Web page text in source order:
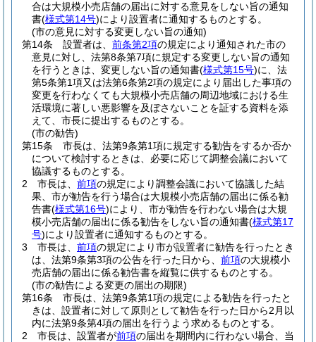
合は大規模小売店舗の届出に対する意見をしない旨の通知
書(様式第14号)により設置者に通知するものとする。
(市の意見に対する変更しない旨の通知)
第14条
設置者は、 前条第2項の規定により通知された市の
意見に対し、法第8条第7項に規定する変更しない旨の通知
を行うときは、変更しない旨の通知書(様式第15号)に、法
第5条第1項又は法第6条第2項の規定により届出した事項の
変更を行わなくても大規模小売店舗の周辺地域における生
活環境に著しい悪影響を及ぼさないことを証する資料を添
えて、市長に提出するものとする。
(市の勧告)
第15条
市長は、法第9条第1項に規定する勧告をするか否か
について検討するときは、必要に応じて調整会議において
協議するものとする。
2
市長は、 前項の規定により調整会議において協議した結
果、市が勧告を行う場合は大規模小売店舗の届出に係る勧
告書(様式第16号)により、市が勧告を行わない場合は大規
模小売店舗の届出に係る勧告をしない旨の通知書(様式第17
号)により設置者に通知するものとする。
3
市長は、 前項の規定により市が設置者に勧告を行ったとき
は、法第9条第3項の公告を行った日から、 前項の大規模小
売店舗の届出に係る勧告書を縦覧に供するものとする。
(市の勧告による変更の届出の期限)
第16条
市長は、法第9条第1項の規定による勧告を行ったと
きは、設置者に対して原則として勧告を行った日から2月以
内に法第9条第4項の届出を行うよう求めるものとする。
2
市長は、設置者が前項の届出を期間内に行わない場合、当